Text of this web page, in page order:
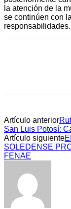
la atención de la
se continúen con
responsabilidades.
Artículo anterior
San Luis Potosí:
Artículo siguiente
SOLEDENSE
FENAE